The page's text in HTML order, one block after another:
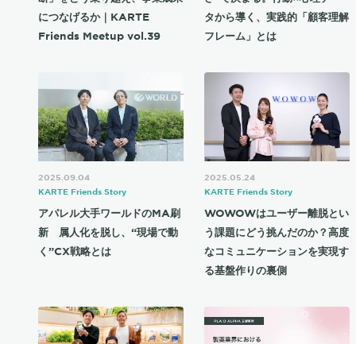
につなげるか｜KARTE
Friends Meetup vol.39
タから導く、実践的「顧客理解
フレーム」とは
2025.09.04
KARTE Friends Story
アパレル大手ワールドのMA刷
新 属人化を脱し、“現場で動
く”CX戦略とは
2025.05.24
KARTE Friends Story
WOWOWはユーザー離脱とい
う課題にどう挑んだのか？高度
なコミュニケーションを実現す
る基盤作りの裏側